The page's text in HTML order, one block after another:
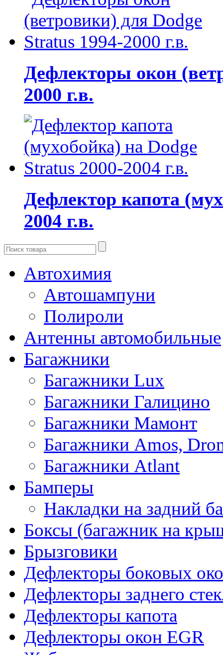
Дефлекторы окон
2000 г.в.
Дефлектор капота
2004 г.в.
Автохимия
Автошампуни
Полироли
Антенны автомобильные
Багажники
Багажники Lux
Багажники Галицино
Багажники Мамонт
Багажники Amos,
Багажники Atlant
Бамперы
Накладки на задний
Боксы (багажник на
Брызговики
Дефлекторы боковых
Дефлекторы заднего
Дефлекторы капота
Дефлекторы окон EGR